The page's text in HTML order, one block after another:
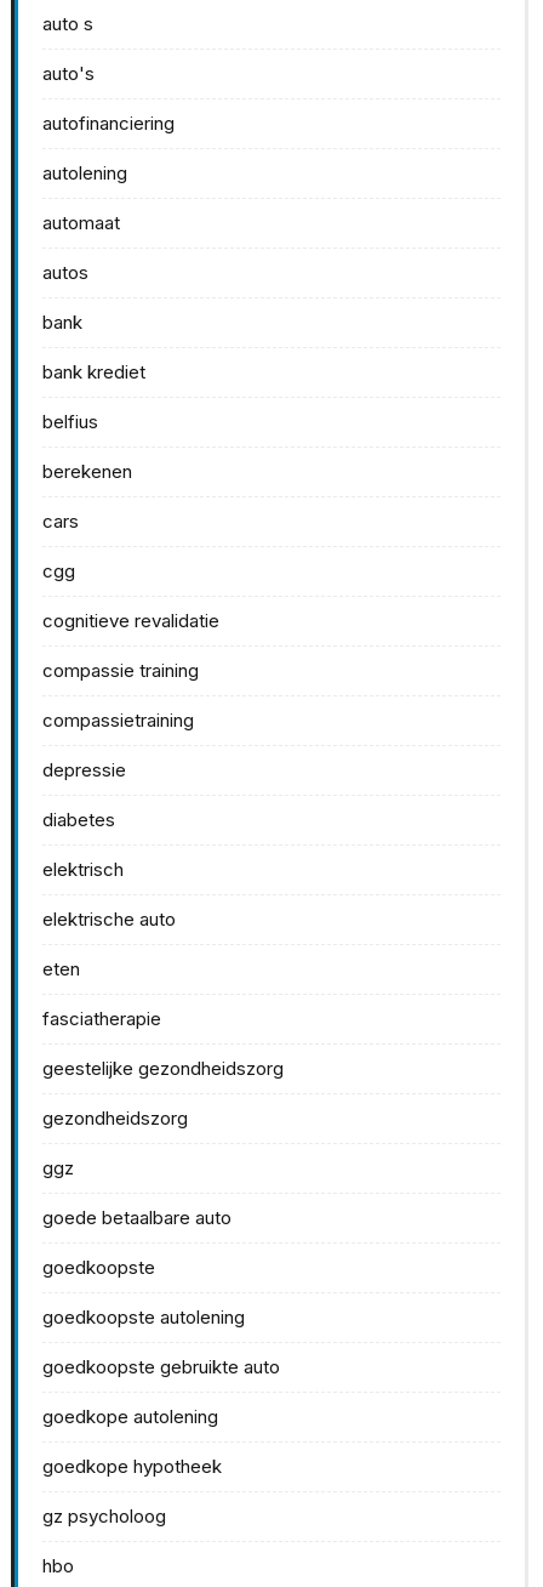
auto s
auto's
autofinanciering
autolening
automaat
autos
bank
bank krediet
belfius
berekenen
cars
cgg
cognitieve revalidatie
compassie training
compassietraining
depressie
diabetes
elektrisch
elektrische auto
eten
fasciatherapie
geestelijke gezondheidszorg
gezondheidszorg
ggz
goede betaalbare auto
goedkoopste
goedkoopste autolening
goedkoopste gebruikte auto
goedkope autolening
goedkope hypotheek
gz psycholoog
hbo